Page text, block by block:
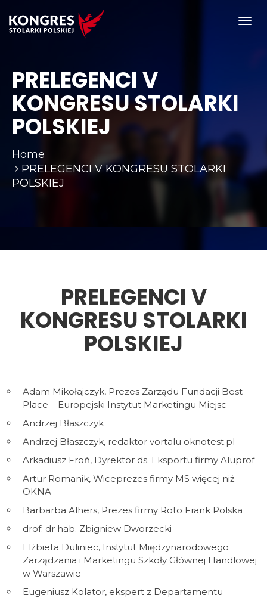
PRELEGENCI V
KONGRESU STOLARKI
POLSKIEJ
Home
PRELEGENCI V KONGRESU STOLARKI
POLSKIEJ
PRELEGENCI V
KONGRESU STOLARKI
POLSKIEJ
Adam Mikołajczyk, Prezes Zarządu Fundacji Best
Place – Europejski Instytut Marketingu Miejsc
Andrzej Błaszczyk
Andrzej Błaszczyk, redaktor vortalu oknotest.pl
Arkadiusz Froń, Dyrektor ds. Eksportu firmy Aluprof
Artur Romanik, Wiceprezes firmy MS więcej niż
OKNA
Barbarba Alhers, Prezes firmy Roto Frank Polska
drof. dr hab. Zbigniew Dworzecki
Elżbieta Duliniec, Instytut Międzynarodowego
Zarządzania i Marketingu Szkoły Głównej Handlowej
w Warszawie
Eugeniusz Kolator, ekspert z Departamentu